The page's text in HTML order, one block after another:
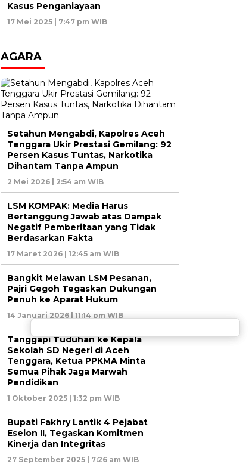
Kasus Penganiayaan
17 Mei 2025 | 7:47 pm WIB
AGARA
Setahun Mengabdi, Kapolres Aceh
Tenggara Ukir Prestasi Gemilang: 92
Persen Kasus Tuntas, Narkotika
Dihantam Tanpa Ampun
2 Mei 2026 | 2:54 am WIB
LSM KOMPAK: Media Harus
Bertanggung Jawab atas Dampak
Negatif Pemberitaan yang Tidak
Berdasarkan Fakta
17 Maret 2026 | 12:45 am WIB
Bangkit Melawan LSM Pesanan,
Pajri Gegoh Tegaskan Dukungan
Penuh ke Aparat Hukum
14 Januari 2026 | 11:14 pm WIB
Tanggapi Tuduhan ke Kepala
Sekolah SD Negeri di Aceh
Tenggara, Ketua PPKMA Minta
Semua Pihak Jaga Marwah
Pendidikan
1 Oktober 2025 | 1:32 pm WIB
Bupati Fakhry Lantik 4 Pejabat
Eselon II, Tegaskan Komitmen
Kinerja dan Integritas
27 September 2025 | 7:26 am WIB